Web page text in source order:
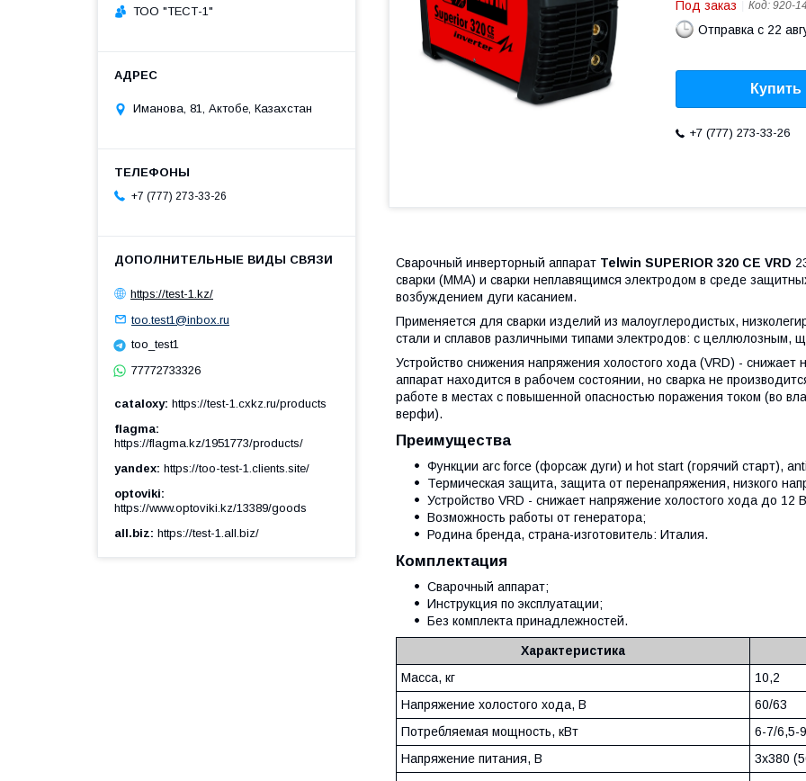
Под заказ Код: 920-
Отправка с 22
Купить
+7 (777) 273-33-26
Сварочный инверторный аппарат Telwin SUPERIOR 320 CE VRD
сварки (MMA) и сварки неплавящимся электродом в среде
возбуждением дуги касанием.
Применяется для сварки изделий из малоуглеродистых,
стали и сплавов различными типами электродов: с целлюлозным,
Устройство снижения напряжения холостого хода (VRD) - снижает
аппарат находится в рабочем состоянии, но сварка не
работе в местах с повышенной опасностью поражения током (во
верфи).
Преимущества
Функции arc force (форсаж дуги) и hot start (горячий старт),
Термическая защита, защита от перенапряжения, низкого
Устройство VRD - снижает напряжение холостого хода до 12
Возможность работы от генератора;
Родина бренда, страна-изготовитель: Италия.
Комплектация
Сварочный аппарат;
Инструкция по эксплуатации;
Без комплекта принадлежностей.
Характеристика
Масса, кг
10,2
Напряжение холостого хода, В
60/63
Потребляемая мощность, кВт
6-7/6,5-9
Напряжение питания, В
3х380
ТОО "ТЕСТ-1"
Иманова, 81, Актобе, Казахстан
+7 (777) 273-33-26
https://test-1.kz/
too.test1@inbox.ru
too_test1
77772733326
cataloxy https://test-1.cxkz.ru/products
flagma
https://flagma.kz/1951773/products/
yandex https://too-test-1.clients.site/
optoviki
https://www.optoviki.kz/13389/goods
all.biz https://test-1.all.biz/